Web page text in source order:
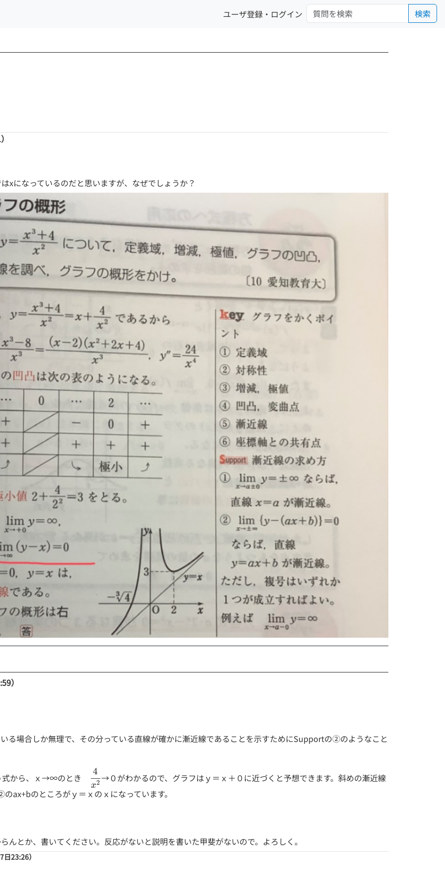
ユーザ登録・ログイン 検索
になっているのだと思いますが、なぜでしょうか？
）
る場合しか無理で、その分っている直線が確かに漸近線であることを示すためにSupportの②のようなこと
式から、ｘ→∞のとき
\dfrac
{4}
{x^2}
x2
4
→０がわかるので、グラフはｙ＝ｘ＋０に近づくと予想できます。斜めの漸近線
ax+bのところがｙ＝ｘのｘになっています。
んとか、書いてください。反応がないと説明を書いた甲斐がないので。よろしく。
23:26）